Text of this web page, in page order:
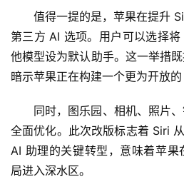
报
开
目
值得一提的是，苹果在提升
第三方 AI 选项。用户可以选择
他模型设为默认助手。这一举措
暗示苹果正在构建一个更为开放的
同时，图乐园、相机、照片
全面优化。此次改版标志着 Siri
AI 助理的关键转型，意味着苹果
局进入深水区。